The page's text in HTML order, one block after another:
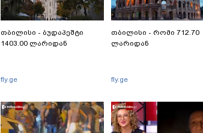
თბილისი - ბუდაპეშტი
1403.00 ლარიდან
fly.ge
თბილისი - რომი 712.70
ლარიდან
fly.ge